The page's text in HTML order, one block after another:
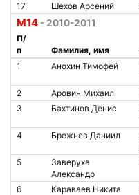
17
Шехов Арсений
М14 - 2010-2011
П/
п
Фамилия, имя
1
Анохин Тимофей
2 Аровин Михаил
3
Бахтинов Денис
4 Брежнев Даниил
5
Заверуха
Александр
6 Караваев Никита